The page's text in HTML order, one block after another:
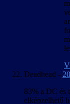
Deadhead -
83% a DC és
elképzelhető